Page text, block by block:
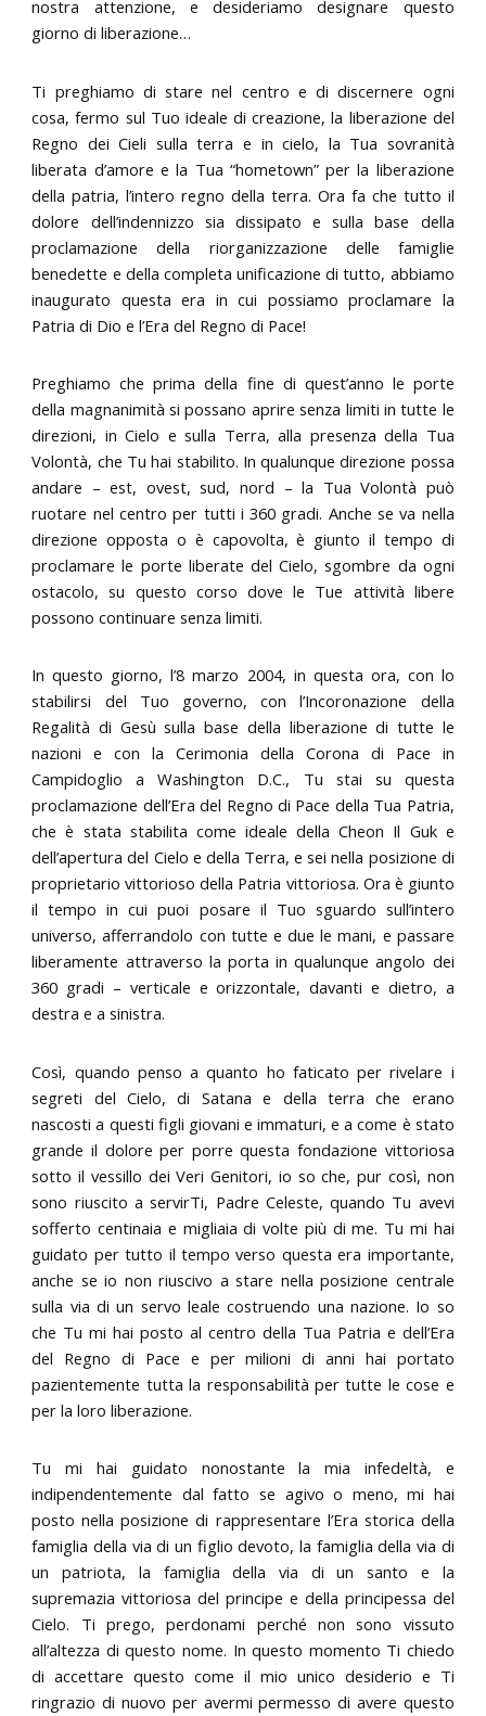
nostra attenzione, e desideriamo designare questo
giorno di liberazione…
Ti preghiamo di stare nel centro e di discernere ogni
cosa, fermo sul Tuo ideale di creazione, la liberazione del
Regno dei Cieli sulla terra e in cielo, la Tua sovranità
liberata d’amore e la Tua “hometown” per la liberazione
della patria, l’intero regno della terra. Ora fa che tutto il
dolore dell’indennizzo sia dissipato e sulla base della
proclamazione della riorganizzazione delle famiglie
benedette e della completa unificazione di tutto, abbiamo
inaugurato questa era in cui possiamo proclamare la
Patria di Dio e l’Era del Regno di Pace!
Preghiamo che prima della fine di quest’anno le porte
della magnanimità si possano aprire senza limiti in tutte le
direzioni, in Cielo e sulla Terra, alla presenza della Tua
Volontà, che Tu hai stabilito. In qualunque direzione possa
andare – est, ovest, sud, nord – la Tua Volontà può
ruotare nel centro per tutti i 360 gradi. Anche se va nella
direzione opposta o è capovolta, è giunto il tempo di
proclamare le porte liberate del Cielo, sgombre da ogni
ostacolo, su questo corso dove le Tue attività libere
possono continuare senza limiti.
In questo giorno, l’8 marzo 2004, in questa ora, con lo
stabilirsi del Tuo governo, con l’Incoronazione della
Regalità di Gesù sulla base della liberazione di tutte le
nazioni e con la Cerimonia della Corona di Pace in
Campidoglio a Washington D.C., Tu stai su questa
proclamazione dell’Era del Regno di Pace della Tua Patria,
che è stata stabilita come ideale della Cheon Il Guk e
dell’apertura del Cielo e della Terra, e sei nella posizione di
proprietario vittorioso della Patria vittoriosa. Ora è giunto
il tempo in cui puoi posare il Tuo sguardo sull’intero
universo, afferrandolo con tutte e due le mani, e passare
liberamente attraverso la porta in qualunque angolo dei
360 gradi – verticale e orizzontale, davanti e dietro, a
destra e a sinistra.
Così, quando penso a quanto ho faticato per rivelare i
segreti del Cielo, di Satana e della terra che erano
nascosti a questi figli giovani e immaturi, e a come è stato
grande il dolore per porre questa fondazione vittoriosa
sotto il vessillo dei Veri Genitori, io so che, pur così, non
sono riuscito a servirTi, Padre Celeste, quando Tu avevi
sofferto centinaia e migliaia di volte più di me. Tu mi hai
guidato per tutto il tempo verso questa era importante,
anche se io non riuscivo a stare nella posizione centrale
sulla via di un servo leale costruendo una nazione. Io so
che Tu mi hai posto al centro della Tua Patria e dell’Era
del Regno di Pace e per milioni di anni hai portato
pazientemente tutta la responsabilità per tutte le cose e
per la loro liberazione.
Tu mi hai guidato nonostante la mia infedeltà, e
indipendentemente dal fatto se agivo o meno, mi hai
posto nella posizione di rappresentare l’Era storica della
famiglia della via di un figlio devoto, la famiglia della via di
un patriota, la famiglia della via di un santo e la
supremazia vittoriosa del principe e della principessa del
Cielo. Ti prego, perdonami perché non sono vissuto
all’altezza di questo nome. In questo momento Ti chiedo
di accettare questo come il mio unico desiderio e Ti
ringrazio di nuovo per avermi permesso di avere questo